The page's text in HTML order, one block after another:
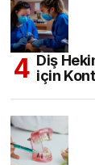
Diş
için